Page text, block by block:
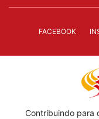
FACEBOOK
Contribuindo para